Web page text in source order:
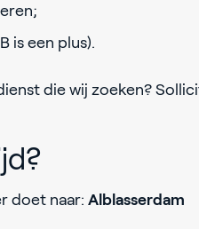
is een plus).
die wij zoeken?
doet naar: Alblasserdam